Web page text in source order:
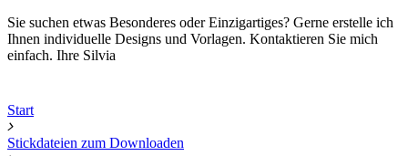
Sie suchen etwas Besonderes oder Einzigartiges? Gerne erstelle ich
Ihnen individuelle Designs und Vorlagen. Kontaktieren Sie mich
einfach. Ihre Silvia
Start
Stickdateien zum Downloaden